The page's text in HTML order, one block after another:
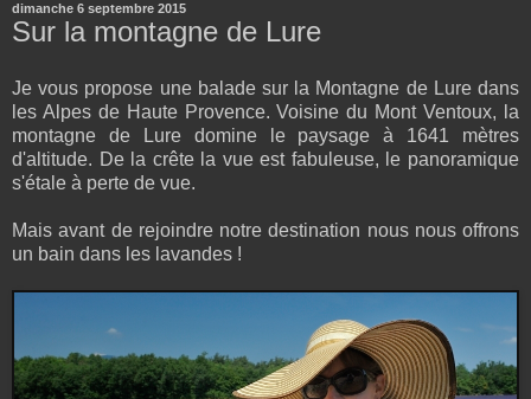
dimanche 6 septembre 2015
Sur la montagne de Lure
Je vous propose une balade sur la Montagne de Lure dans
les Alpes de Haute Provence. Voisine du Mont Ventoux, la
montagne de Lure domine le paysage à 1641 mètres
d'altitude. De la crête la vue est fabuleuse, le panoramique
s'étale à perte de vue.
Mais avant de rejoindre notre destination nous nous offrons
un bain dans les lavandes !